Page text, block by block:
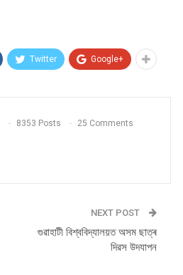
Twitter Google+
8353 Posts 25 Comments
NEXT POST
গুৱাহাটী বিশ্ববিদ্যালয়ত অসম ছাত্ৰ
দিৱস উদযাপন